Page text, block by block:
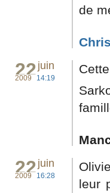
de
22 juin
2009 14:19
22 juin
2009 16:28
leur